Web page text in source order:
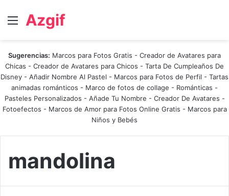
Menú
Azgif
Sugerencias: Marcos para Fotos Gratis - Creador de Avatares para
Chicas - Creador de Avatares para Chicos - Tarta De Cumpleaños De
Disney - Añadir Nombre Al Pastel - Marcos para Fotos de Perfil - Tartas
animadas románticos - Marco de fotos de collage - Románticas -
Pasteles Personalizados - Añade Tu Nombre - Creador De Avatares -
Fotoefectos - Marcos de Amor para Fotos Online Gratis - Marcos para
Niños y Bebés
mandolina